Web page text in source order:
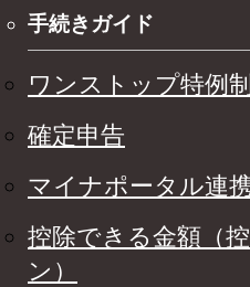
手続きガイド
ワンストップ特例
確定申告
マイナポータル連
控除できる金額（
ン）